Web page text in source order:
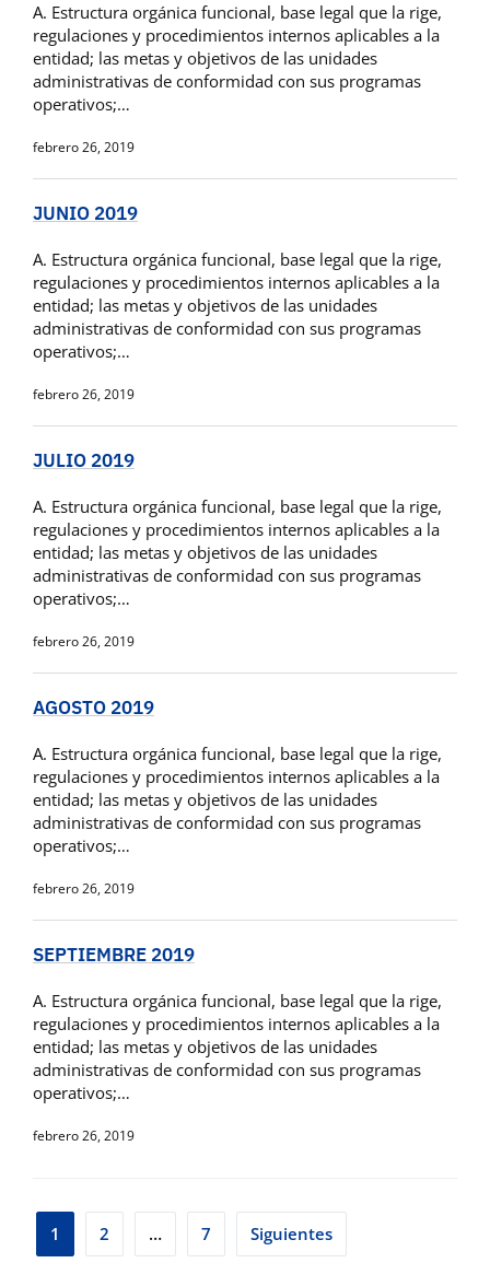
A. Estructura orgánica funcional, base legal que la rige,
regulaciones y procedimientos internos aplicables a la
entidad; las metas y objetivos de las unidades
administrativas de conformidad con sus programas
operativos;…
febrero 26, 2019
JUNIO 2019
A. Estructura orgánica funcional, base legal que la rige,
regulaciones y procedimientos internos aplicables a la
entidad; las metas y objetivos de las unidades
administrativas de conformidad con sus programas
operativos;…
febrero 26, 2019
JULIO 2019
A. Estructura orgánica funcional, base legal que la rige,
regulaciones y procedimientos internos aplicables a la
entidad; las metas y objetivos de las unidades
administrativas de conformidad con sus programas
operativos;…
febrero 26, 2019
AGOSTO 2019
A. Estructura orgánica funcional, base legal que la rige,
regulaciones y procedimientos internos aplicables a la
entidad; las metas y objetivos de las unidades
administrativas de conformidad con sus programas
operativos;…
febrero 26, 2019
SEPTIEMBRE 2019
A. Estructura orgánica funcional, base legal que la rige,
regulaciones y procedimientos internos aplicables a la
entidad; las metas y objetivos de las unidades
administrativas de conformidad con sus programas
operativos;…
febrero 26, 2019
Paginación
1 2 … 7 Siguientes